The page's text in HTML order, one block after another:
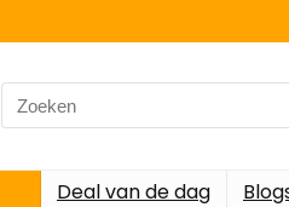
Search
for:
Deal van de dag